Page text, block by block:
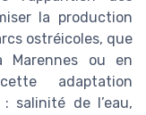
la production
ostréicoles, que
Marennes ou en
adaptation
salinité de l’eau,